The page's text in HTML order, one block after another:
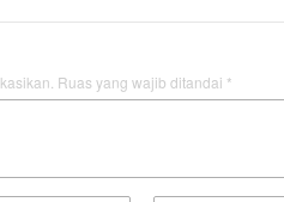
Ruas yang wajib ditandai *